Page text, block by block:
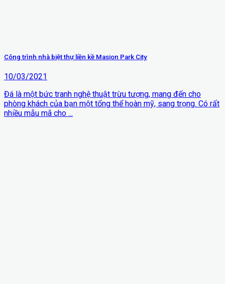
Công trình nhà biệt thự liền kề Masion Park City
10/03/2021
Đá là một bức tranh nghệ thuật trừu tượng, mang đến cho
phòng khách của bạn một tổng thể hoàn mỹ, sang trọng. Có rất
nhiều mẫu mã cho ...